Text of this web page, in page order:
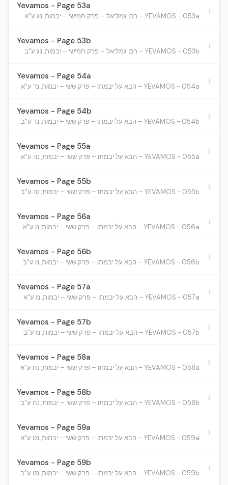
Yevamos - Page 53a
YEVAMOS - 053a – רבן גמליאל – פרק חמישי – יבמות, נג ע”א ›
Yevamos - Page 53b
YEVAMOS - 053b – רבן גמליאל – פרק חמישי – יבמות, נג ע”ב ›
Yevamos - Page 54a
YEVAMOS - 054a – הבא על יבמתו – פרק ששי – יבמות, נד ע”א ›
Yevamos - Page 54b
YEVAMOS - 054b – הבא על יבמתו – פרק ששי – יבמות, נד ע”ב ›
Yevamos - Page 55a
YEVAMOS - 055a – הבא על יבמתו – פרק ששי – יבמות, נה ע”א ›
Yevamos - Page 55b
YEVAMOS - 055b – הבא על יבמתו – פרק ששי – יבמות, נה ע”ב ›
Yevamos - Page 56a
YEVAMOS - 056a – הבא על יבמתו – פרק ששי – יבמות, נו ע”א ›
Yevamos - Page 56b
YEVAMOS - 056b – הבא על יבמתו – פרק ששי – יבמות, נו ע”ב ›
Yevamos - Page 57a
YEVAMOS - 057a – הבא על יבמתו – פרק ששי – יבמות, נז ע”א ›
Yevamos - Page 57b
YEVAMOS - 057b – הבא על יבמתו – פרק ששי – יבמות, נז ע”ב ›
Yevamos - Page 58a
YEVAMOS - 058a – הבא על יבמתו – פרק ששי – יבמות, נח ע”א ›
Yevamos - Page 58b
YEVAMOS - 058b – הבא על יבמתו – פרק ששי – יבמות, נח ע”ב ›
Yevamos - Page 59a
YEVAMOS - 059a – הבא על יבמתו – פרק ששי – יבמות, נט ע”א ›
Yevamos - Page 59b
YEVAMOS - 059b – הבא על יבמתו – פרק ששי – יבמות, נט ע”ב ›